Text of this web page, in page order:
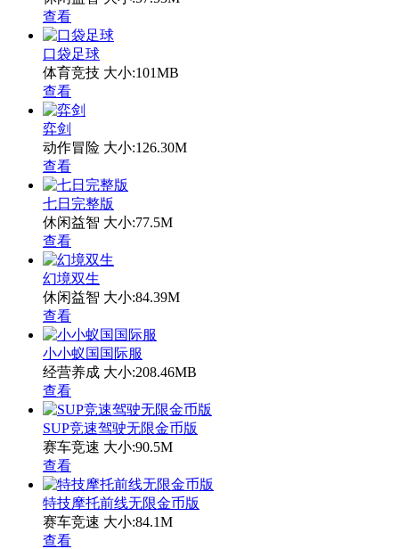
查看
口袋足球
体育竞技 大小:101MB
查看
弈剑
动作冒险 大小:126.30M
查看
七日完整版
休闲益智 大小:77.5M
查看
幻境双生
休闲益智 大小:84.39M
查看
小小蚁国国际服
经营养成 大小:208.46MB
查看
SUP竞速驾驶无限金币版
赛车竞速 大小:90.5M
查看
特技摩托前线无限金币版
赛车竞速 大小:84.1M
查看